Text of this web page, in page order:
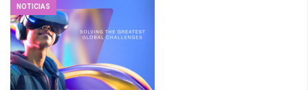
NOTICIAS